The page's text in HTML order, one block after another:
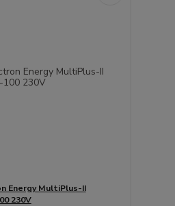
Energy MultiPlus-II
230V